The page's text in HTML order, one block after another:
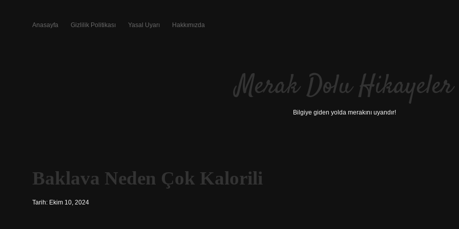
Anasayfa Gizlilik Politikası Yasal Uyarı Hakkımızda
Merak Dolu Hikayeler
Bilgiye giden yolda merakını uyandır!
Baklava Neden Çok Kalorili
Tarih: Ekim 10, 2024